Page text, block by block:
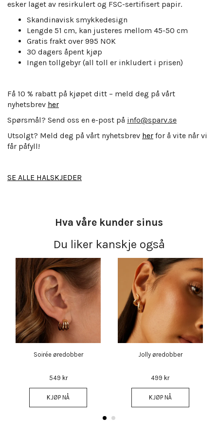
esker laget av resirkulert og FSC-sertifisert papir.
Skandinavisk smykkedesign
Lengde 51 cm, kan justeres mellom 45-50 cm
Gratis frakt over 995 NOK
30 dagers åpent kjøp
Ingen tollgebyr (all toll er inkludert i prisen)
Få 10 % rabatt på kjøpet ditt – meld deg på vårt
nyhetsbrev her
Spørsmål? Send oss en e-post på info@sparv.se
Utsolgt? Meld deg på vårt nyhetsbrev her for å vite når vi
får påfyll!
SE ALLE HALSKJEDER
Hva våre kunder sinus
Du liker kanskje også
Soirée øredobber
549 kr
KJØP NÅ
Jolly øredobber
499 kr
KJØP NÅ